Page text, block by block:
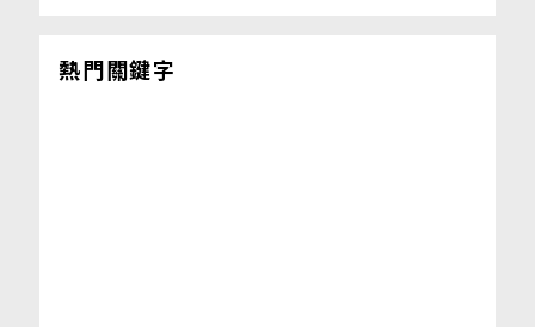
熱門關鍵字